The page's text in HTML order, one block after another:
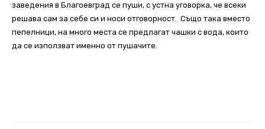
заведения в Благоевград се пуши, с устна уговорка, че всеки
решава сам за себе си и носи отговорност. Също така вместо
пепелници, на много места се предлагат чашки с вода, които
да се използват именно от пушачите.